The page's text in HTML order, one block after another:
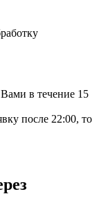
в течение 15
после 22:00, то